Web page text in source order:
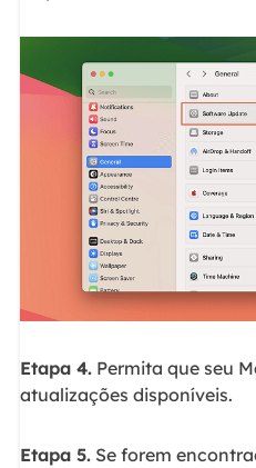
Etapa 4.Permita que seu
atualizações disponíveis.
Etapa 5.Se forem